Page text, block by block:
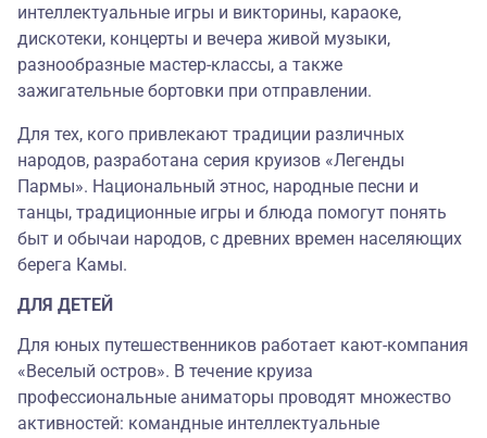
интеллектуальные игры и викторины, караоке,
дискотеки, концерты и вечера живой музыки,
разнообразные мастер-классы, а также
зажигательные бортовки при отправлении.
Для тех, кого привлекают традиции различных
народов, разработана серия круизов «Легенды
Пармы». Национальный этнос, народные песни и
танцы, традиционные игры и блюда помогут понять
быт и обычаи народов, с древних времен населяющих
берега Камы.
ДЛЯ ДЕТЕЙ
Для юных путешественников работает кают-компания
«Веселый остров». В течение круиза
профессиональные аниматоры проводят множество
активностей: командные интеллектуальные